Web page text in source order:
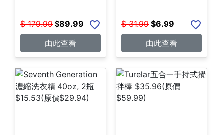
$ 179.99 $89.99
由此查看
$ 31.99 $6.99
由此查看